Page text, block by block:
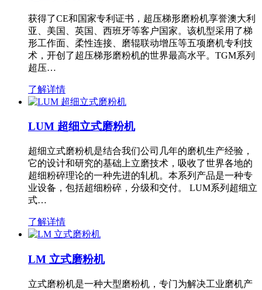
获得了CE和国家专利证书，超压梯形磨粉机享誉澳大利
亚、美国、英国、西班牙等客户国家。该机型采用了梯
形工作面、柔性连接、磨辊联动增压等五项磨机专利技
术，开创了超压梯形磨粉机的世界最高水平。TGM系列
超压…
了解详情
LUM 超细立式磨粉机
超细立式磨粉机是结合我们公司几年的磨机生产经验，
它的设计和研究的基础上立磨技术，吸收了世界各地的
超细粉碎理论的一种先进的轧机。本系列产品是一种专
业设备，包括超细粉碎，分级和交付。 LUM系列超细立
式…
了解详情
LM 立式磨粉机
立式磨粉机是一种大型磨粉机，专门为解决工业磨机产